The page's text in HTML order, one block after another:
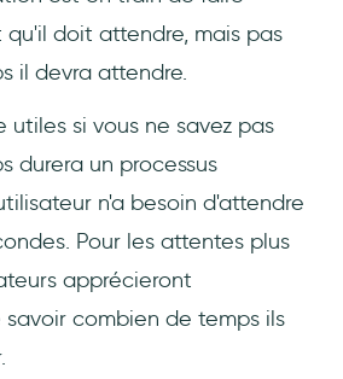
doit attendre, mais pas
il devra attendre.
utiles si vous ne savez pas
durera un processus
n'a besoin d'attendre
Pour les attentes plus
apprécieront
combien de temps ils